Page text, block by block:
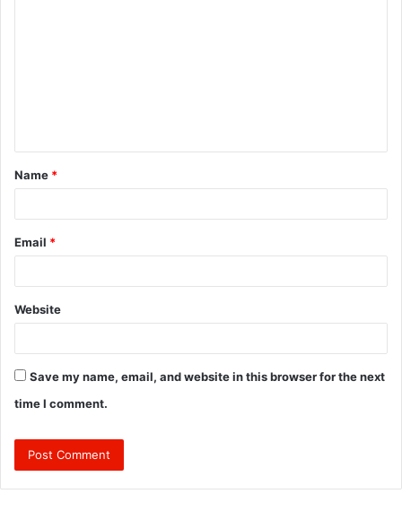
t
*
Name *
Email *
Website
Save my name, email, and website in this browser for the next
time I comment.